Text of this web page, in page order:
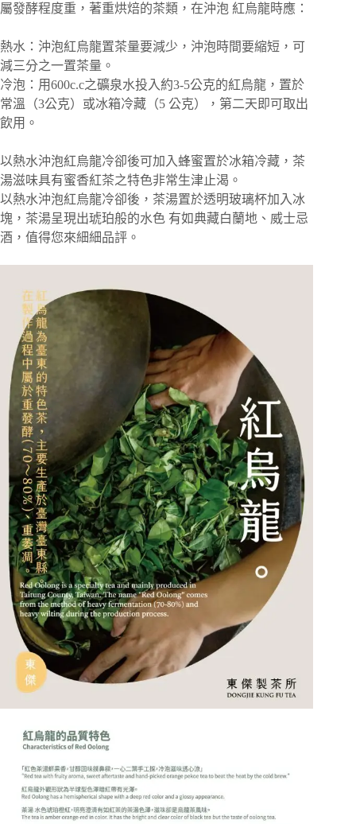
屬發酵程度重，著重烘焙的茶類，在沖泡 紅烏龍時應：
熱水：沖泡紅烏龍置茶量要減少，沖泡時間要縮短，可
減三分之一置茶量。
冷泡：用600c.c之礦泉水投入約3-5公克的紅烏龍，置於
常溫（3公克）或冰箱冷藏（5 公克），第二天即可取出
飲用。
以熱水沖泡紅烏龍冷卻後可加入蜂蜜置於冰箱冷藏，茶
湯滋味具有蜜香紅茶之特色非常生津止渴。
以熱水沖泡紅烏龍冷卻後，茶湯置於透明玻璃杯加入冰
塊，茶湯呈現出琥珀般的水色 有如典藏白蘭地、威士忌
酒，值得您來細細品評。